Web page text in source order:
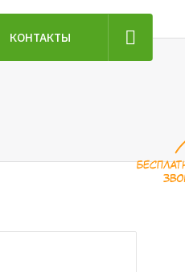
КОНТАКТЫ